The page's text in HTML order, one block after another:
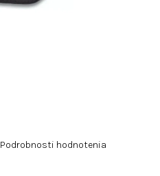
Podrobnosti hodnotenia